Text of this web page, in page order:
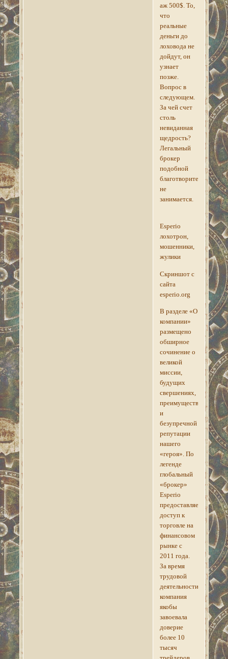
аж 500$. То,
что
реальные
деньги до
лоховода не
дойдут, он
узнает
позже.
Вопрос в
следующем.
За чей счет
столь
невиданная
щедрость?
Легальный
брокер
подобной
благотворительостью
не
занимается.
Esperio
лохотрон,
мошенники,
жулики
Скриншот с
сайта
esperio.org
В разделе «О
компании»
размещено
обширное
сочинение о
великой
миссии,
будущих
свершениях,
преимуществах
и
безупречной
репутации
нашего
«героя». По
легенде
глобальный
«брокер»
Esperio
предоставляет
доступ к
торговле на
финансовом
рынке с
2011 года.
За время
трудовой
деятельности
компания
якобы
завоевала
доверие
более 10
тысяч